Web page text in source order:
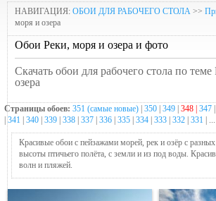
НАВИГАЦИЯ: ОБОИ ДЛЯ РАБОЧЕГО СТОЛА >>
моря и озера
Обои Реки, моря и озера и фото
Скачать обои для рабочего стола по
озера
Страницы обоев: 351 (самые новые) 350 349 348 | 347
|341 340 339 338 337 336 335 334 333 332 331 | ...
Красивые обои с пейзажами морей, рек и озёр с разных
высоты птичьего полёта, с земли и из под воды.
волн и пляжей.